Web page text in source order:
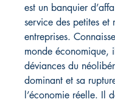
est un banquier
service des petites et
entreprises.
monde économique,
déviances du
dominant et sa
l’économie réelle. Il